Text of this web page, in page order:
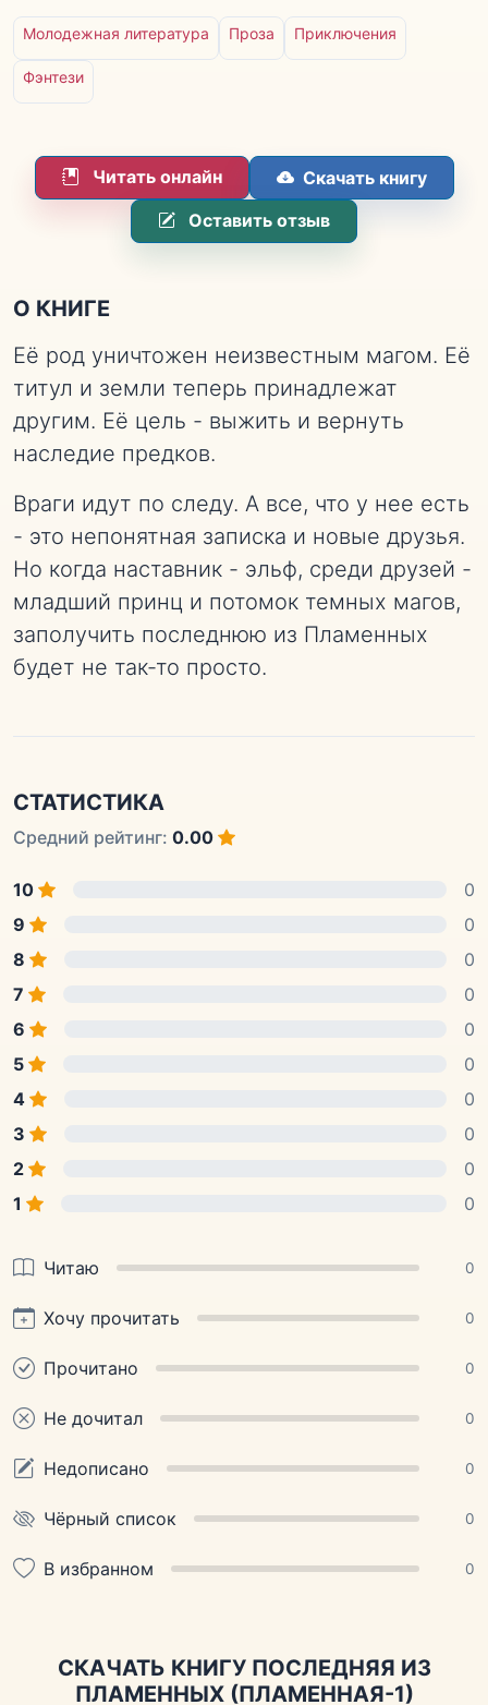
Молодежная литература Проза Приключения
Фэнтези
Читать онлайн
Скачать книгу
Оставить отзыв
О КНИГЕ
Её род уничтожен неизвестным магом. Её
титул и земли теперь принадлежат
другим. Её цель - выжить и вернуть
наследие предков.
Враги идут по следу. А все, что у нее есть
- это непонятная записка и новые друзья.
Но когда наставник - эльф, среди друзей -
младший принц и потомок темных магов,
заполучить последнюю из Пламенных
будет не так-то просто.
СТАТИСТИКА
Средний рейтинг: 0.00
10
0
9
0
8
0
7
0
6
0
5
0
4
0
3
0
2
0
1
0
Читаю 0
Хочу прочитать 0
Прочитано 0
Не дочитал 0
Недописано 0
Чёрный список 0
В избранном 0
СКАЧАТЬ КНИГУ ПОСЛЕДНЯЯ ИЗ
ПЛАМЕННЫХ (ПЛАМЕННАЯ-1)